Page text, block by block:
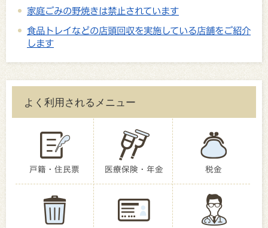
家庭ごみの野焼きは禁止されています
食品トレイなどの店頭回収を実施している店舗をご紹介
します
よく利用されるメニュー
戸籍・住民票 医療保険・年金 税金